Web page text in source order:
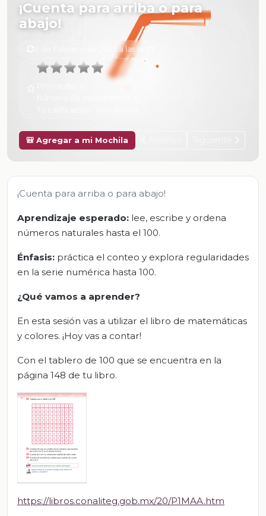
¡Cuenta para arriba o para
abajo!
6 de Febrero de 2025 a las 16:07
🎒 Agregar a mi Mochila
¡Cuenta para arriba o para abajo!
Aprendizaje esperado: lee, escribe y ordena
números naturales hasta el 100.
Énfasis: práctica el conteo y explora regularidades
en la serie numérica hasta 100.
¿Qué vamos a aprender?
En esta sesión vas a utilizar el libro de matemáticas
y colores. ¡Hoy vas a contar!
Con el tablero de 100 que se encuentra en la
página 148 de tu libro.
https://libros.conaliteg.gob.mx/20/P1MAA.htm